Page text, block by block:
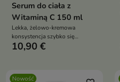
Serum do ciała z
Witaminą C 150 ml
Lekka, żelowo-kremowa
konsystencja szybko się
wchłania
10,90 €
Nowość